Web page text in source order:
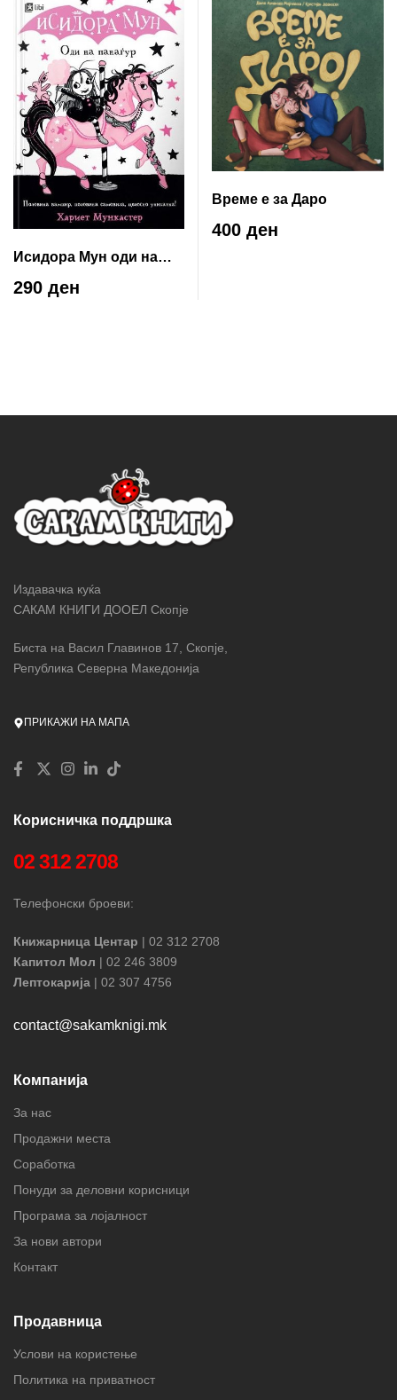
Исидора Мун оди на
панаѓур
290 ден
Време е за Даро
400 ден
Издавачка куќа
САКАМ КНИГИ ДООЕЛ Скопје
Биста на Васил Главинов 17, Скопје,
Република Северна Македонија
ПРИКАЖИ НА МАПА
Корисничка поддршка
02 312 2708
Телефонски броеви:
Книжарница Центар | 02 312 2708
Капитол Мол | 02 246 3809
Лептокарија | 02 307 4756
contact@sakamknigi.mk
Компанија
За нас
Продажни места
Соработка
Понуди за деловни корисници
Програма за лојалност
За нови автори
Контакт
Продавница
Услови на користење
Политика на приватност